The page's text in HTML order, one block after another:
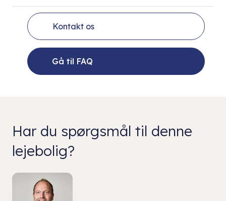
Kontakt os
Gå til FAQ
Har du spørgsmål til denne
lejebolig?